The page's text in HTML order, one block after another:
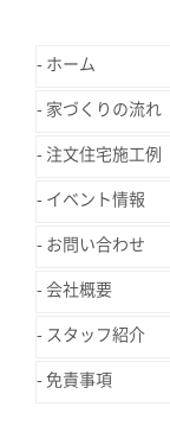
ホーム
家づくりの流れ
注文住宅施工例
イベント情報
お問い合わせ
会社概要
スタッフ紹介
免責事項